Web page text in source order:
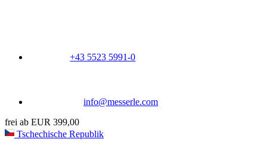
+43 5523 5991-0
info@messerle.com
frei ab EUR 399,00
Tschechische Republik